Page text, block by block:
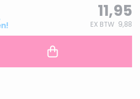
11,95
EX BTW 9,88